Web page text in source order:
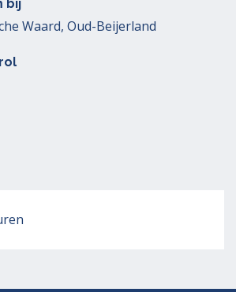
bij
Waard, Oud-Beijerland